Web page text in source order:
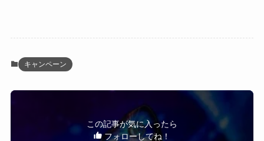
キャンペーン
この記事が気に入ったら
フォローしてね！